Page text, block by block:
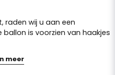
raden wij u aan een
ballon is voorzien van haakjes
meer